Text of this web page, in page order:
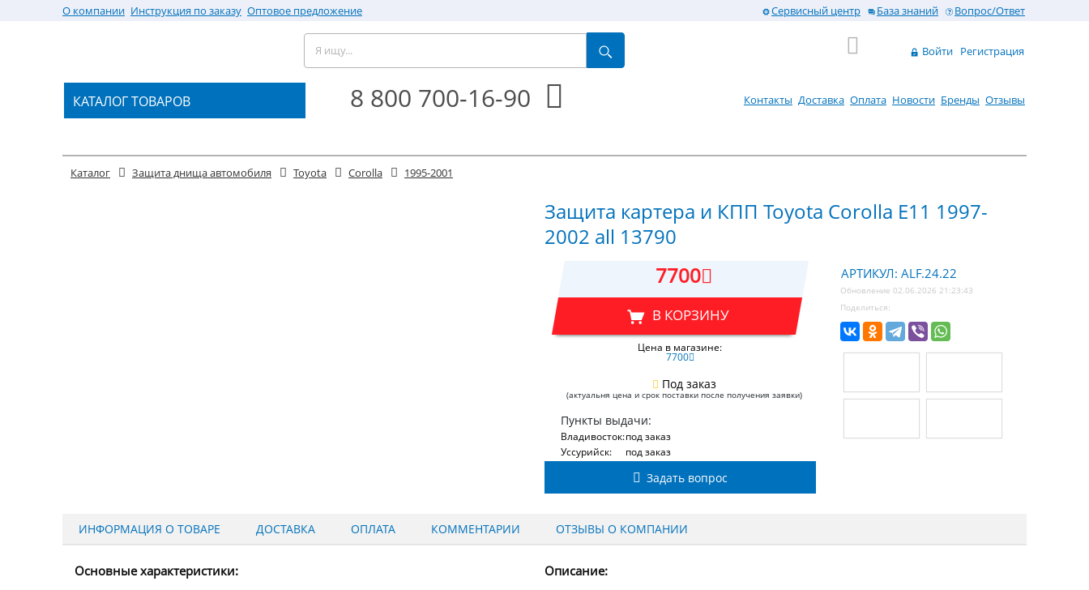
О компании Инструкция по заказу Оптовое предложение Сервисный центр База знаний Вопрос/Ответ
Войти Регистрация
КАТАЛОГ ТОВАРОВ 8 800 700-16-90 Контакты Доставка Оплата Новости Бренды Отзывы
Каталог Защита днища автомобиля Toyota Corolla 1995-2001
Защита картера и КПП Toyota Corolla E11 1997-
2002 all 13790
7700
В КОРЗИНУ
Цена в магазине:
7700
Под заказ
(актуальня цена и срок поставки после получения заявки)
Пункты выдачи:
Владивосток:под заказ
Уссурийск:
под заказ
Задать вопрос
АРТИКУЛ: ALF.24.22
Обновление 02.06.2026 21:23:43
Поделиться:
ИНФОРМАЦИЯ О ТОВАРЕ ДОСТАВКА ОПЛАТА КОММЕНТАРИИ ОТЗЫВЫ О КОМПАНИИ
Основные характеристики: Описание: